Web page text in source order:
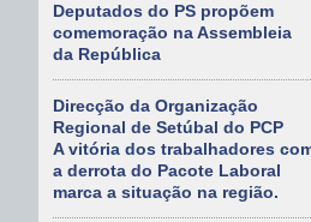
Deputados do PS propõem
comemoração na Assembleia
da República
Direcção da Organização
Regional de Setúbal do PCP
A vitória dos trabalhadores
a derrota do Pacote Laboral
marca a situação na região.